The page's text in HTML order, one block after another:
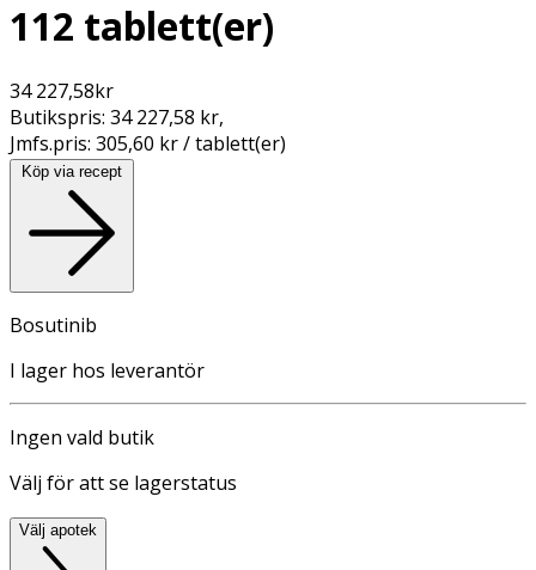
112 tablett(er)
34 227,58kr
Butikspris: 34 227,58 kr,
Jmfs.pris: 305,60 kr / tablett(er)
Köp via recept
Bosutinib
I lager hos leverantör
Ingen vald butik
Välj för att se lagerstatus
Välj apotek